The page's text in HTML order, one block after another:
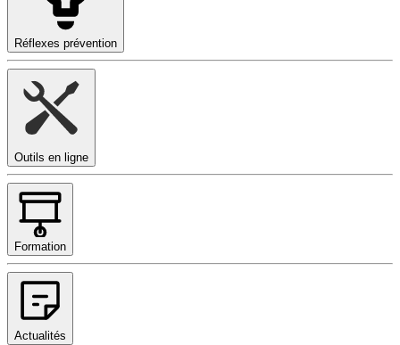
Réflexes prévention
Outils en ligne
Formation
Actualités